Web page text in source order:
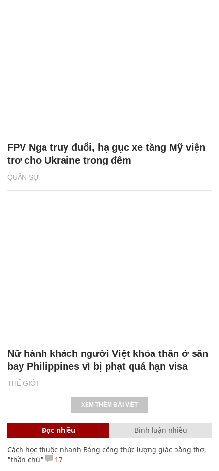
QUÂN SỰ
FPV Nga truy đuổi, hạ gục xe tăng Mỹ viện
trợ cho Ukraine trong đêm
THẾ GIỚI
Nữ hành khách người Việt khỏa thân ở sân
bay Philippines vì bị phạt quá hạn visa
XEM THÊM BÀI VIẾT
Đọc nhiều Bình luận nhiều
Cách học thuộc nhanh Bảng công thức lượng giác bằng thơ,
"thần chú"
17